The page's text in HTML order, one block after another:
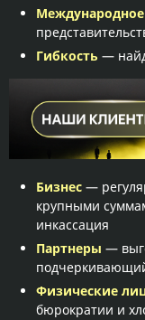
Гибкость —
Бизнес —
крупными
инкассация
Партнеры —
Физические
бюрократии и